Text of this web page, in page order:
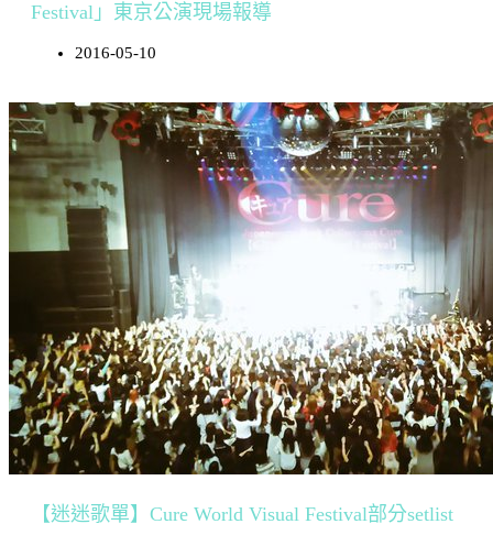
Festival」東京公演現場報導
2016-05-10
【迷迷歌單】Cure World Visual Festival部分setlist